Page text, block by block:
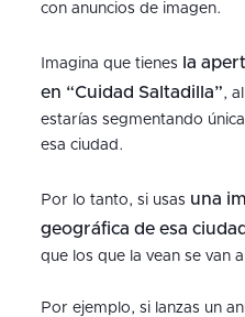
con anuncios de imagen.
Imagina que tienes
la
en “Cuidad Saltadilla”,
estarías segmentando
esa ciudad.
Por lo tanto, si usas una
geográfica de esa
que los que la vean se van
Por ejemplo, si lanzas un